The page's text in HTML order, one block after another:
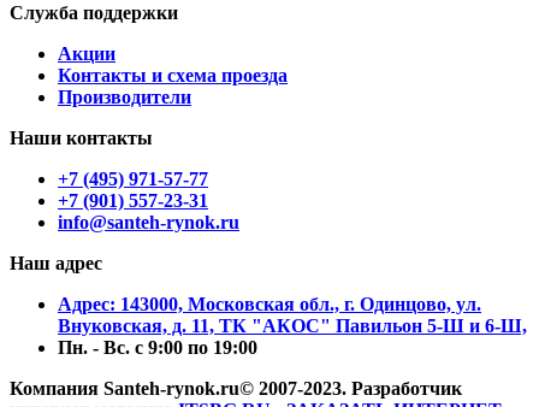
Служба поддержки
Акции
Контакты и схема проезда
Производители
Наши контакты
+7 (495) 971-57-77
+7 (901) 557-23-31
info@santeh-rynok.ru
Наш адрес
Aдрес: 143000, Московская обл., г. Одинцово, ул.
Внуковская, д. 11, ТК "АКОС" Павильон 5-Ш и 6-Ш,
Пн. - Вс. с 9:00 по 19:00
Компания Santeh-rynok.ru© 2007-2023. Разработчик